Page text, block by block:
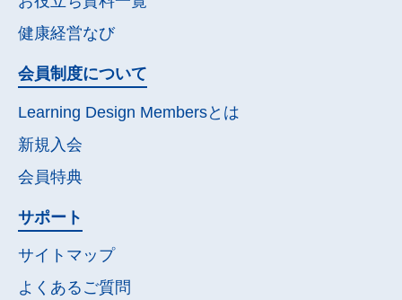
健康経営なび
会員制度について
Learning Design Membersとは
新規入会
会員特典
サポート
サイトマップ
よくあるご質問